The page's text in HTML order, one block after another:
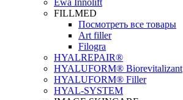
Ewa Innolift
FILLMED
Посмотреть все товары
Art filler
Filogra
НYALREPAIR®
HYALUFORM® Biorevitalizant
HYALUFORM® Filler
HYAL-SYSTEM